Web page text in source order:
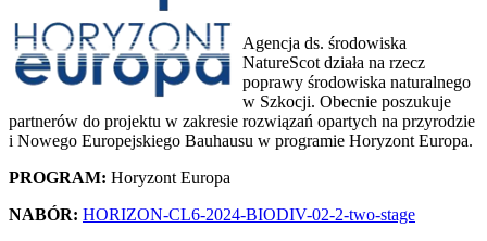
Agencja ds. środowiska
NatureScot działa na rzecz
poprawy środowiska naturalnego
w Szkocji. Obecnie poszukuje
partnerów do projektu w zakresie rozwiązań opartych na przyrodzie
i Nowego Europejskiego Bauhausu w programie Horyzont Europa.
PROGRAM: Horyzont Europa
NABÓR: HORIZON-CL6-2024-BIODIV-02-2-two-stage